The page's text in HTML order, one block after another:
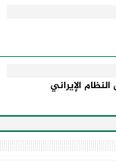
الإيراني